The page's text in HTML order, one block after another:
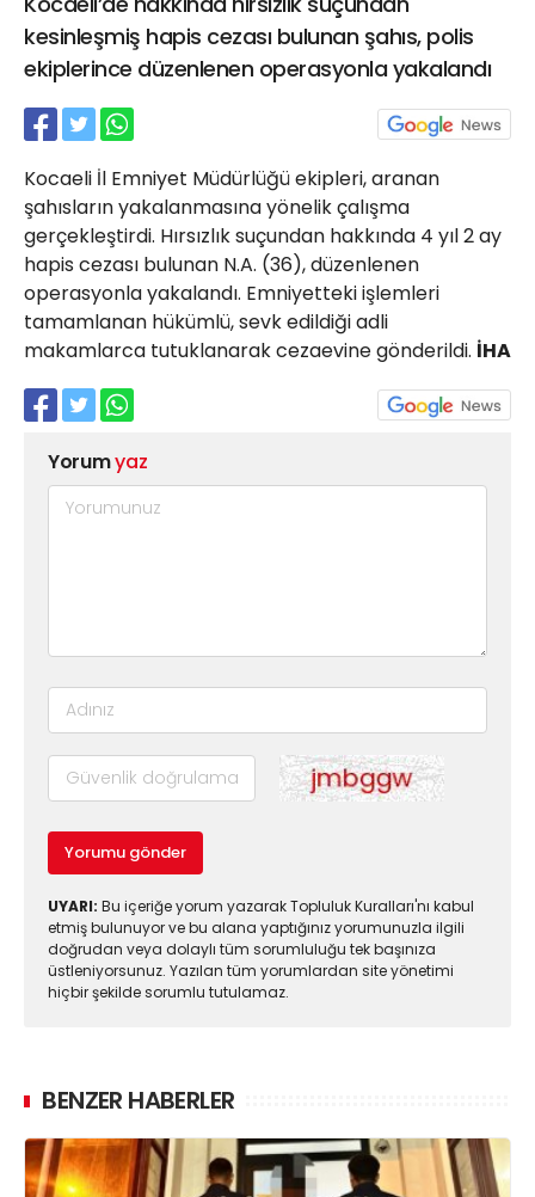
kesinleşmiş hapis cezası bulunan şahıs, polis
ekiplerince düzenlenen operasyonla yakalandı
Kocaeli İl Emniyet Müdürlüğü ekipleri, aranan
şahısların yakalanmasına yönelik çalışma
gerçekleştirdi. Hırsızlık suçundan hakkında 4 yıl 2 ay
hapis cezası bulunan N.A. (36), düzenlenen
operasyonla yakalandı. Emniyetteki işlemleri
tamamlanan hükümlü, sevk edildiği adli
makamlarca tutuklanarak cezaevine gönderildi. İHA
Yorumyaz
Yorumu gönder
UYARI: Bu içeriğe yorum yazarak Topluluk Kuralları'nı kabul
etmiş bulunuyor ve bu alana yaptığınız yorumunuzla ilgili
doğrudan veya dolaylı tüm sorumluluğu tek başınıza
üstleniyorsunuz. Yazılan tüm yorumlardan site yönetimi
hiçbir şekilde sorumlu tutulamaz.
BENZER HABERLER
21 Gölcük
02624132333